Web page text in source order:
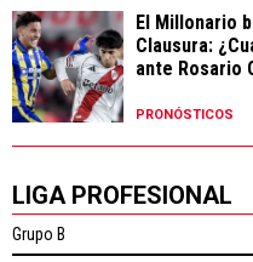
El Millonario
Clausura:
ante Rosario
PRONÓSTICOS
LIGA PROFESIONAL